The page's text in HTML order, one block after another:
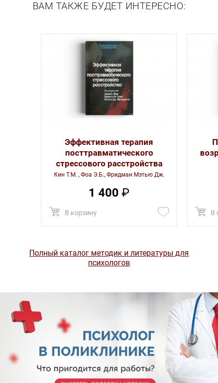
ВАМ ТАКЖЕ БУДЕТ ИНТЕРЕСНО:
Эффективная терапия
посттравматического
стрессового расстройства
Кин Т.М. , Фоа Э.Б., Фридман Мэтью Дж.
1 400 ₽
В корзину В
Полный каталог методик и литературы для
психологов